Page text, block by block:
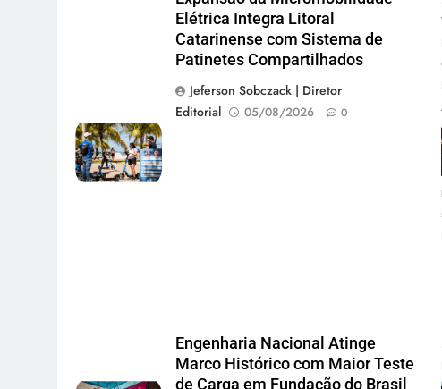
Elétrica Integra Litoral
Catarinense com Sistema de
Patinetes Compartilhados
Jeferson Sobczack | Diretor
Editorial
05/08/2026 0
Engenharia Nacional Atinge
Marco Histórico com Maior Teste
de Carga em Fundação do Brasil